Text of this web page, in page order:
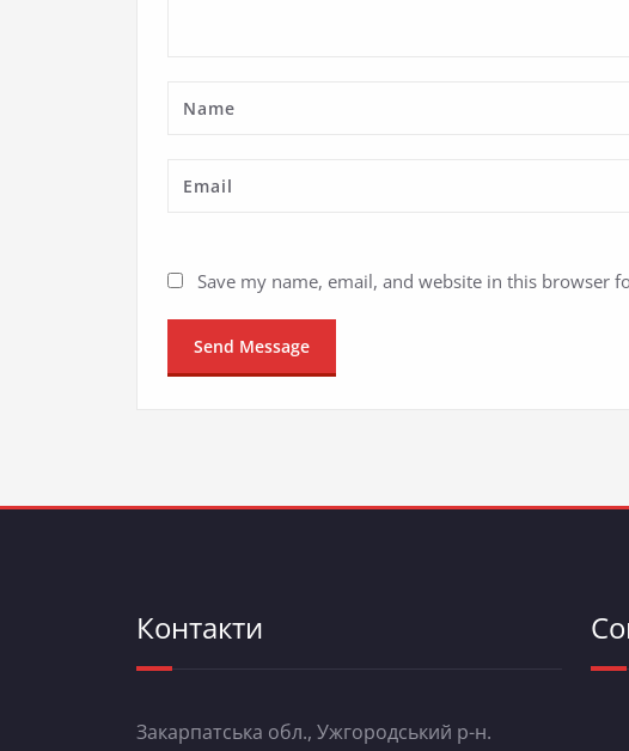
Save my name, email, and website in this browser
Контакти
Закарпатська обл., Ужгородський р-н.